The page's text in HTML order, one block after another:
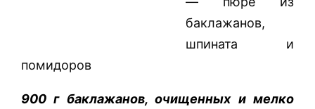
баклажанов,
шпината и
помидоров
900 г баклажанов, очищенных и мелко